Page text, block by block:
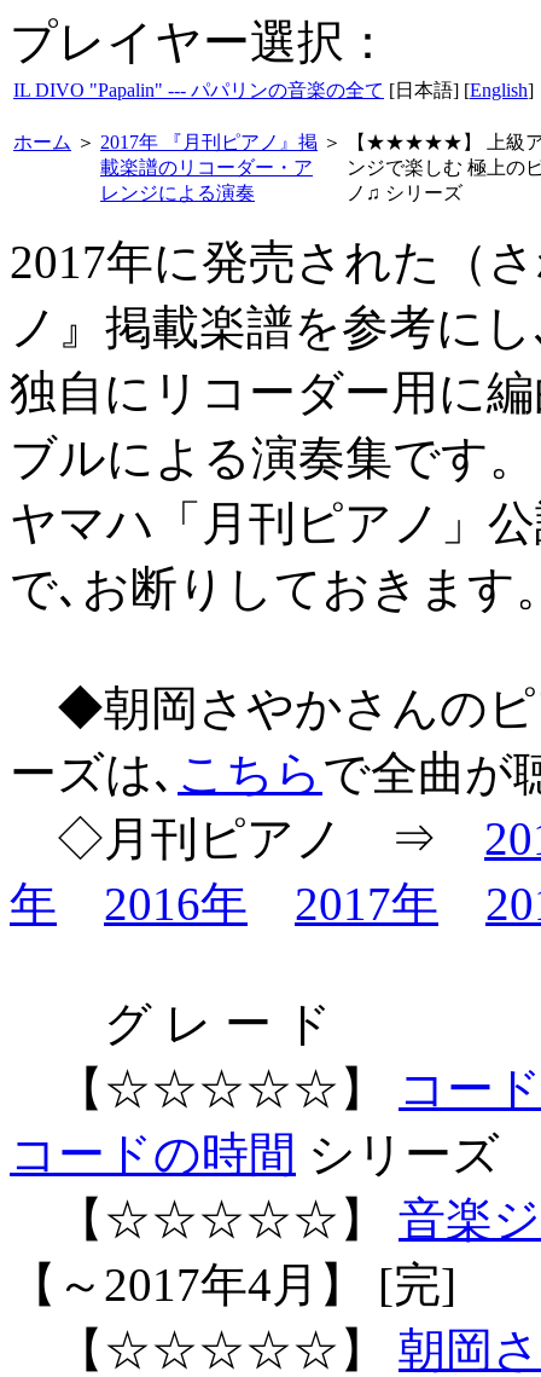
プレイヤー選択：
IL DIVO "Papalin" --- パパリンの音楽の全て [日本語] [English]
ホーム ＞ 2017年 『月刊ピアノ』掲
載楽譜のリコーダー・ア
レンジによる演奏
＞
【★★★★★】 上級
ンジで楽しむ 極上の
ノ♫ シリーズ
2017年に発売された（
ノ』掲載楽譜を参考にし
独自にリコーダー用に
ブルによる演奏集です。
ヤマハ「月刊ピアノ」
で､お断りしておきます
◆朝岡さやかさんのピ
ーズは､ こちら で全曲が
◇月刊ピアノ ⇒
年
2016年 2017年
グ レ ー ド
【☆☆☆☆☆】
コー
コードの時間 シリーズ
【☆☆☆☆☆】 音楽
【～2017年4月】 [完]
【☆☆☆☆☆】 朝岡